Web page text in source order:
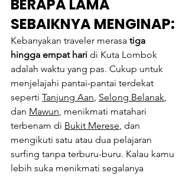
BERAPA LAMA
SEBAIKNYA MENGINAP:
Kebanyakan traveler merasa tiga
hingga empat hari di Kuta Lombok
adalah waktu yang pas. Cukup untuk
menjelajahi pantai-pantai terdekat
seperti Tanjung Aan, Selong Belanak,
dan Mawun, menikmati matahari
terbenam di Bukit Merese, dan
mengikuti satu atau dua pelajaran
surfing tanpa terburu-buru. Kalau kamu
lebih suka menikmati segalanya